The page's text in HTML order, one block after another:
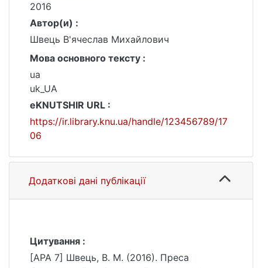
2016
Автор(и) :
Швець В'ячеслав Михайлович
Мова основного тексту :
ua
uk_UA
eKNUTSHIR URL :
https://ir.library.knu.ua/handle/123456789/17
06
Додаткові дані публікації
Цитування :
[APA 7] Швець, В. М. (2016). Преса